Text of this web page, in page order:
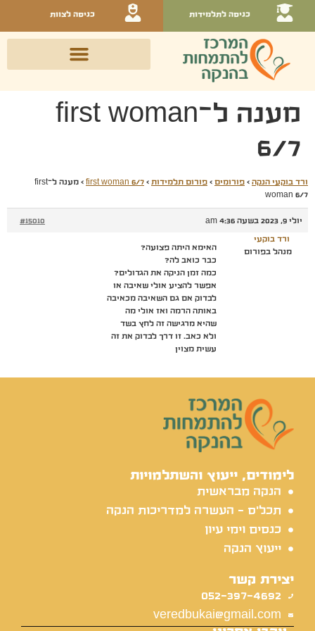
כניסה לתלמידות כניסה לצוות
מענה ל־first woman
6/7
ורד בוקעי הנקה › פורומים › פורום תלמידות ›
first woman 6/7
›
מענה ל־first
woman 6/7
יולי 9, 2023 בשעה 4:36 am #15010
ורד בוקעי
מנהל בפורום
האימא היתה פצועה?
כבר כואב לה?
כמה זמן הניקה את הגדולים?
אפשר להציע אולי שאיבה או
לבדוק אם גם השאיבה מכאיבה
באותה הרמה ואז אולי מה
שהיא מרגישה זה לחץ בשד
ולא כאב. זו דרך לבדוק את זה
עשית מצוין
לימודים, ייעוץ והשתלמויות
הנקה מבראשית
תכל'ס - העשרה למדריכות הנקה
כנסים וימי עיון
ייעוץ הנקה
יצירת קשר
052-397-4692
veredbukai@gmail.com